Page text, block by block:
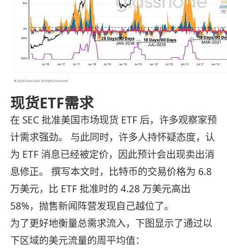
现货ETF需求
在 SEC 批准美国市场现货 ETF 后，许多观察家预
计需求强劲。 与此同时，许多人持怀疑态度，认
为 ETF 消息已经被定价，因此预计会出现卖出消
息修正。 撰写本文时，比特币的交易价格为 6.8
万美元，比 ETF 批准时的 4.28 万美元高出
58%，抛售新闻阵营发现自己越位了。
为了更好地衡量总需求流入，下图显示了通过以
下区域的美元流量的周平均值：